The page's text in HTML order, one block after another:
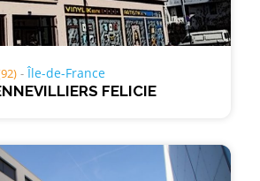
Île-de-France
FELICIE